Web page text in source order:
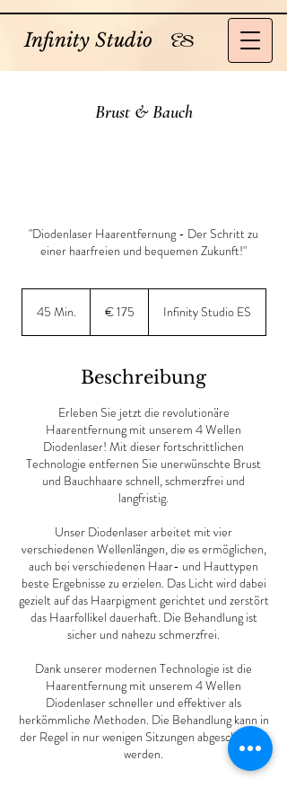
Infinity Studio ES
Brust & Bauch
"Diodenlaser Haarentfernung - Der Schritt zu
einer haarfreien und bequemen Zukunft!"
45 Min.
n
€ 175 Infinity Studio ES
Beschreibung
Erleben Sie jetzt die revolutionäre
Haarentfernung mit unserem 4 Wellen
Diodenlaser! Mit dieser fortschrittlichen
Technologie entfernen Sie unerwünschte Brust
und Bauchhaare schnell, schmerzfrei und
langfristig.
Unser Diodenlaser arbeitet mit vier
verschiedenen Wellenlängen, die es ermöglichen,
auch bei verschiedenen Haar- und Hauttypen
beste Ergebnisse zu erzielen. Das Licht wird dabei
gezielt auf das Haarpigment gerichtet und zerstört
das Haarfollikel dauerhaft. Die Behandlung ist
sicher und nahezu schmerzfrei.
Dank unserer modernen Technologie ist die
Haarentfernung mit unserem 4 Wellen
Diodenlaser schneller und effektiver als
herkömmliche Methoden. Die Behandlung kann in
der Regel in nur wenigen Sitzungen abgeschlossen
werden.